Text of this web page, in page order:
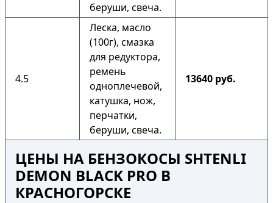
беруши, свеча.
4.5
Леска, масло
(100г), смазка
для редуктора,
ремень
одноплечевой,
катушка, нож,
перчатки,
беруши, свеча.
13640 руб.
ЦЕНЫ НА БЕНЗОКОСЫ SHTENLI
DEMON BLACK PRO В
КРАСНОГОРСКЕ